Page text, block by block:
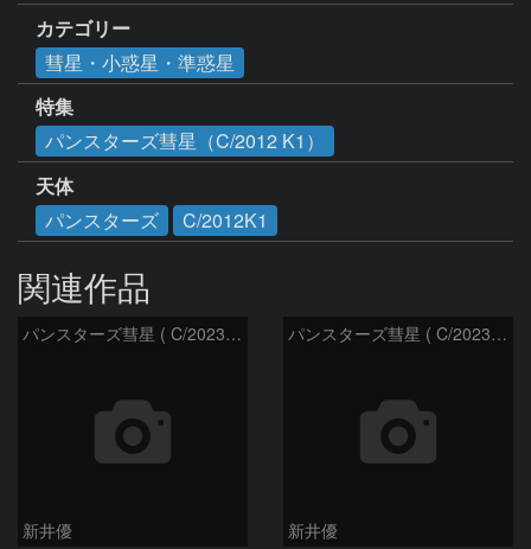
カテゴリー
彗星・小惑星・準惑星
特集
パンスターズ彗星（C/2012 K1）
天体
パンスターズ
C/2012K1
関連作品
パンスターズ彗星 ( C/2023R1 )：2026/07/09
新井優
パンスターズ彗星 ( C/2023R1 ) ：2026/07/08
新井優